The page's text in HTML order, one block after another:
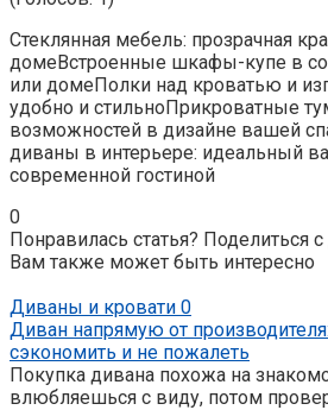
Стеклянная мебель: прозрачная
домеВстроенные шкафы-купе в
или домеПолки над кроватью и
удобно и стильноПрикроватные
возможностей в дизайне вашей
диваны в интерьере: идеальный
современной гостиной
0
Понравилась статья? Поделиться
Вам также может быть интересно
Диваны и кровати 0
Диван напрямую от
сэкономить и не пожалеть
Покупка дивана похожа на
влюбляешься с виду, потом